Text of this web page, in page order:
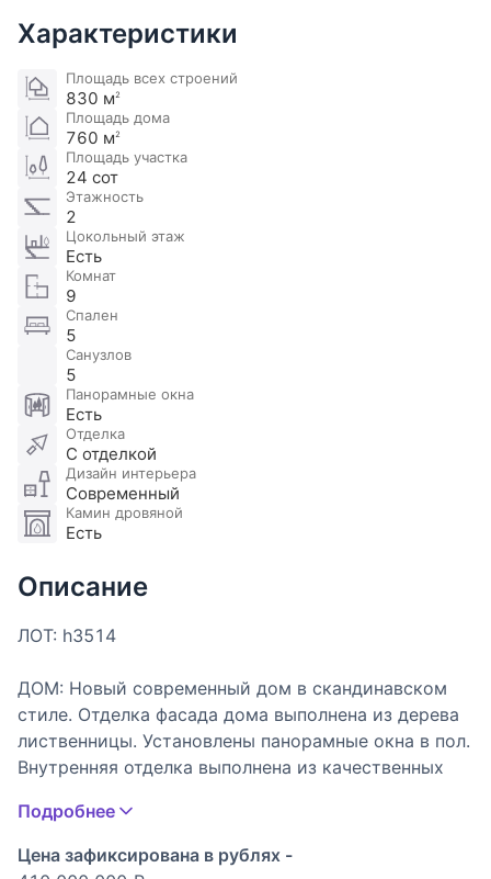
Характеристики
Площадь всех строений
830 м2
Площадь дома
760 м2
Площадь участка
24 сот
Этажность
2
Цокольный этаж
Есть
Комнат
9
Спален
5
Санузлов
5
Панорамные окна
Есть
Отделка
С отделкой
Дизайн интерьера
Современный
Камин дровяной
Есть
Описание
ЛОТ: h3514
ДОМ: Новый современный дом в скандинавском
стиле. Отделка фасада дома выполнена из дерева
лиственницы. Установлены панорамные окна в пол.
Внутренняя отделка выполнена из качественных
производителей. Также в доме выполнена
качественная инженерия, с системой Умный дом.
Подробнее
Цена зафиксирована в рублях -